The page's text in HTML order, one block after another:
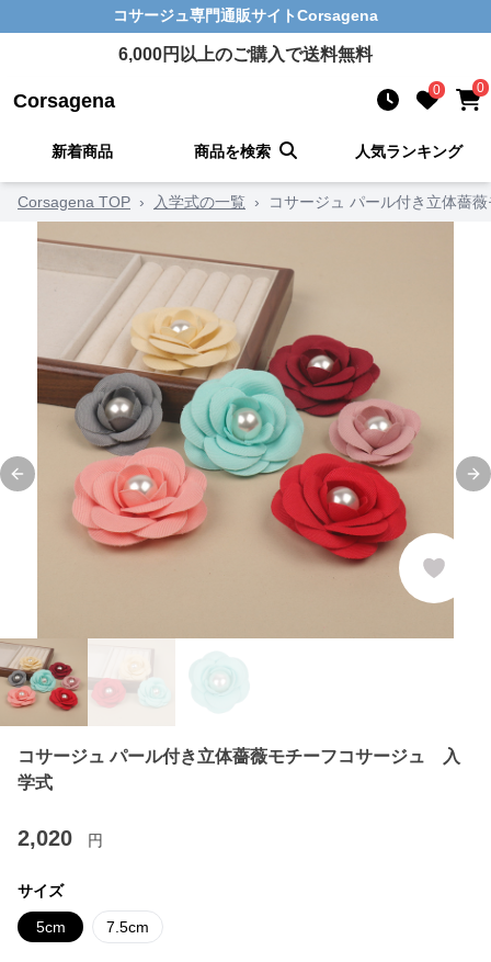
コサージュ専門通販サイトCorsagena
6,000円以上のご購入で送料無料
Corsagena 0 0
新着商品 商品を検索 人気ランキング
Corsagena TOP › 入学式の一覧 › コサージュ パール付き立体薔
Previous slide
コサージュ パール付き立体薔薇モチーフコサージュ 入
学式
2,020 円
サイズ
5cm 7.5cm